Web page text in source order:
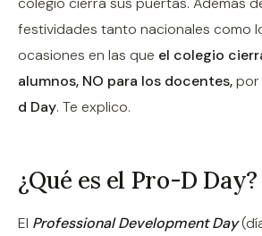
festividades tanto nacionales como
ocasiones en las que el colegio
alumnos, NO para los docentes,por
d Day. Te explico.
¿Qué es el Pro-D Day?
El Professional Development Day